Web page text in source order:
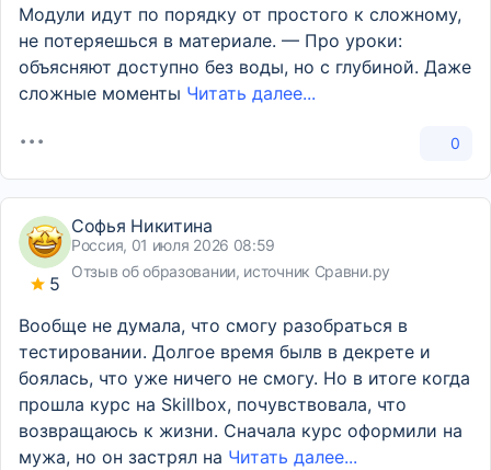
Модули идут по порядку от простого к сложному,
не потеряешься в материале. — Про уроки:
объясняют доступно без воды, но с глубиной. Даже
сложные моменты Читать далее...
0
5
Софья Никитина
Россия, 01 июля 2026 08:59
Отзыв об образовании, источник Сравни.ру
Вообще не думала, что смогу разобраться в
тестировании. Долгое время былв в декрете и
боялась, что уже ничего не смогу. Но в итоге когда
прошла курс на Skillbox, почувствовала, что
возвращаюсь к жизни. Сначала курс оформили на
мужа, но он застрял на Читать далее...